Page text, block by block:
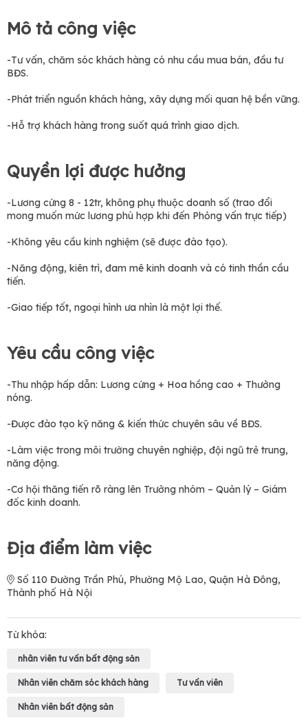
Mô tả công việc
-Tư vấn, chăm sóc khách hàng có nhu cầu mua bán, đầu tư
BĐS.
-Phát triển nguồn khách hàng, xây dựng mối quan hệ bền vững.
-Hỗ trợ khách hàng trong suốt quá trình giao dịch.
Quyền lợi được hưởng
-Lương cứng 8 - 12tr, không phụ thuộc doanh số (trao đổi
mong muốn mức lương phù hợp khi đến Phỏng vấn trực tiếp)
-Không yêu cầu kinh nghiệm (sẽ được đào tạo).
-Năng động, kiên trì, đam mê kinh doanh và có tinh thần cầu
tiến.
-Giao tiếp tốt, ngoại hình ưa nhìn là một lợi thế.
Yêu cầu công việc
-Thu nhập hấp dẫn: Lương cứng + Hoa hồng cao + Thưởng
nóng.
-Được đào tạo kỹ năng & kiến thức chuyên sâu về BĐS.
-Làm việc trong môi trường chuyên nghiệp, đội ngũ trẻ trung,
năng động.
-Cơ hội thăng tiến rõ ràng lên Trưởng nhóm – Quản lý – Giám
đốc kinh doanh.
Địa điểm làm việc
Số 110 Đường Trần Phú, Phường Mộ Lao, Quận Hà Đông,
Thành phố Hà Nội
Từ khóa:
nhân viên tư vấn bất động sản
Nhân viên chăm sóc khách hàng Tư vấn viên
Nhân viên bất động sản